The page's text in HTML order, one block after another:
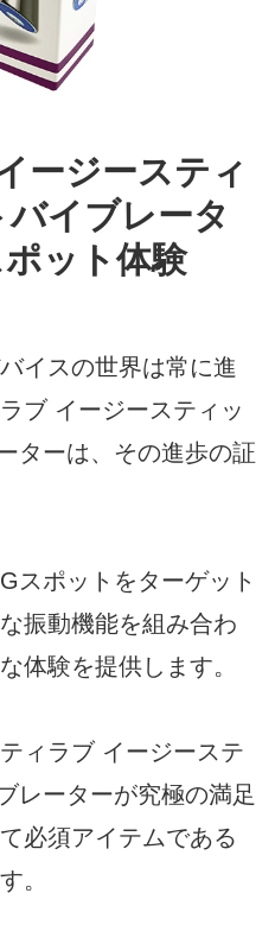
ージースティ
イブレータ
ット体験
イスの世界は常に進
ブ イージースティッ
ターは、その進歩の証
スポットをターゲット
振動機能を組み合わ
体験を提供します。
ィラブ イージーステ
レーターが究極の満足
必須アイテムである
。